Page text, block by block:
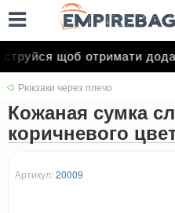
щоб отримати
Рюкзаки через плечо
Кожаная сумка
коричневого
Артикул: 20009